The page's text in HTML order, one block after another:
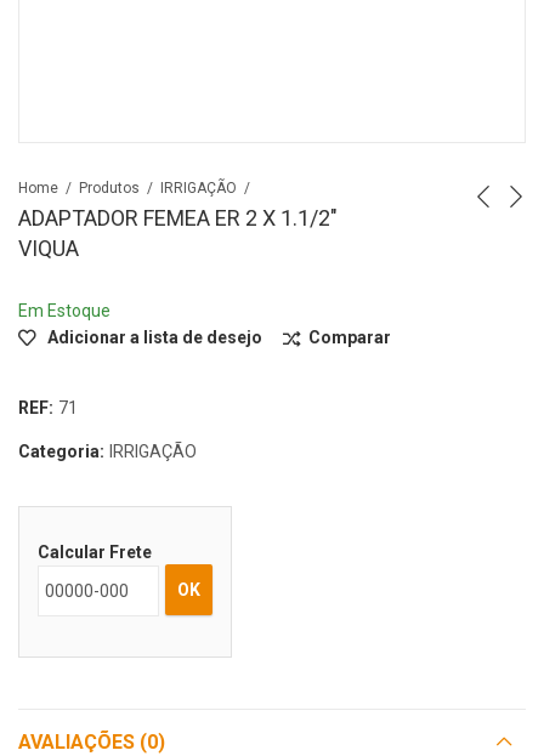
Home Produtos IRRIGAÇÃO
ADAPTADOR FEMEA ER 2 X 1.1/2″
VIQUA
Em Estoque
Adicionar a lista de desejo
Comparar
REF: 71
Categoria: IRRIGAÇÃO
Calcular Frete
OK
AVALIAÇÕES (0)